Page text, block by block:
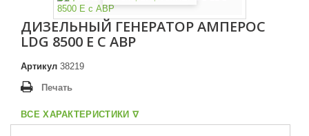
ДИЗЕЛЬНЫЙ ГЕНЕРАТОР АМПЕРОС
LDG 8500 E С АВР
Артикул 38219
Печать
ВСЕ ХАРАКТЕРИСТИКИ ᐁ